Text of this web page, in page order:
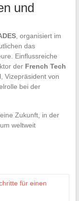
und
, organisiert im
das
Einflussreiche
der French Tech
, Vizepräsident von
bei der
Zukunft, in der
weltweit
für einen